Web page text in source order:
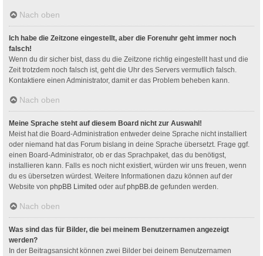
Nach oben
Ich habe die Zeitzone eingestellt, aber die Forenuhr geht immer noch
falsch!
Wenn du dir sicher bist, dass du die Zeitzone richtig eingestellt hast und die
Zeit trotzdem noch falsch ist, geht die Uhr des Servers vermutlich falsch.
Kontaktiere einen Administrator, damit er das Problem beheben kann.
Nach oben
Meine Sprache steht auf diesem Board nicht zur Auswahl!
Meist hat die Board-Administration entweder deine Sprache nicht installiert
oder niemand hat das Forum bislang in deine Sprache übersetzt. Frage ggf.
einen Board-Administrator, ob er das Sprachpaket, das du benötigst,
installieren kann. Falls es noch nicht existiert, würden wir uns freuen, wenn
du es übersetzen würdest. Weitere Informationen dazu können auf der
Website von phpBB Limited oder aufphpBB.de gefunden werden.
Nach oben
Was sind das für Bilder, die bei meinem Benutzernamen angezeigt
werden?
In der Beitragsansicht können zwei Bilder bei deinem Benutzernamen